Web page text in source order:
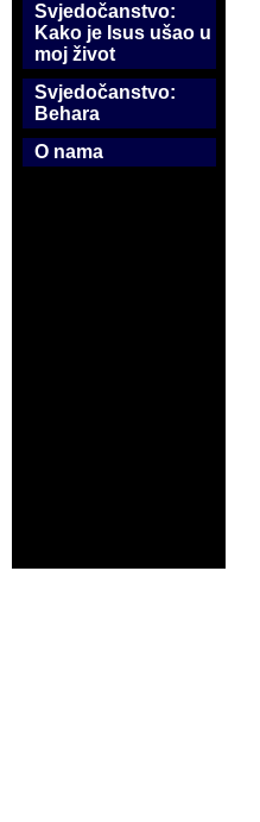
Svjedočanstvo:
Kako je Isus ušao u
moj život
Svjedočanstvo:
Behara
O nama